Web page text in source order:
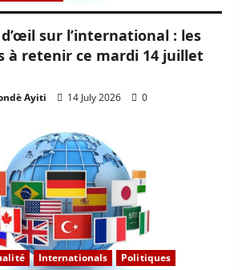
d’œil sur l’international : les
à retenir ce mardi 14 juillet
Ayiti 14 July 2026 0
Internationals
Politiques